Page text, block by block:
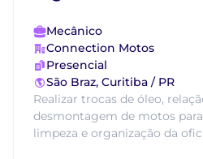
Mecânico
Connection Motos
Presencial
São Braz, Curitiba / PR
Realizar trocas de óleo,
desmontagem de motos
limpeza e organização da